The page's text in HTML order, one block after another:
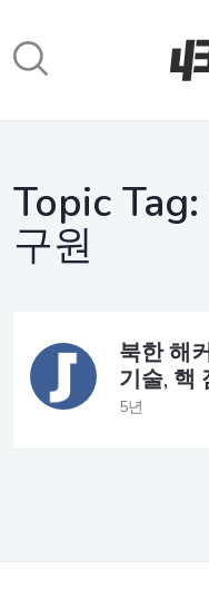
Topic Tag:
구원
북한 해
기술, 핵
5년